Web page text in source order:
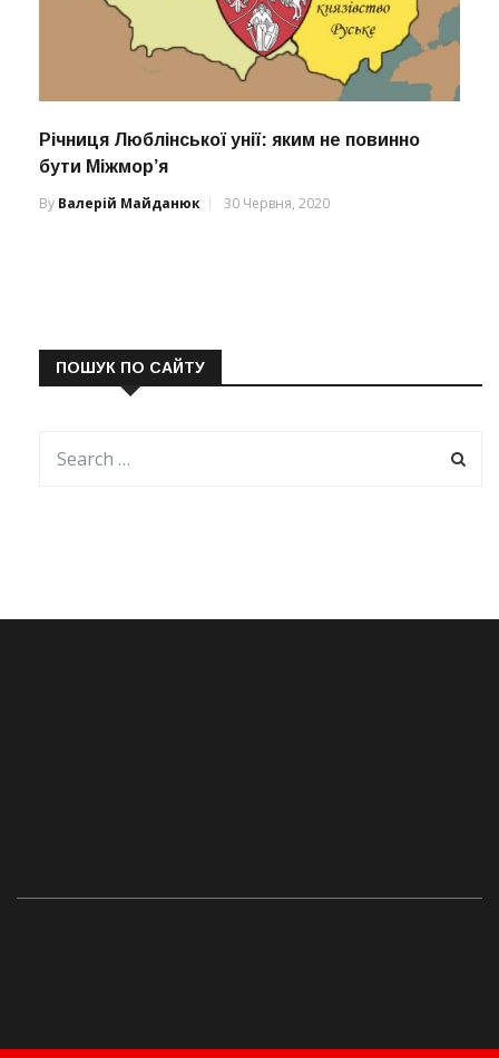
Річниця Люблінської унії: яким не повинно
бути Міжмор’я
By Валерій Майданюк 30 Червня, 2020
ПОШУК ПО САЙТУ